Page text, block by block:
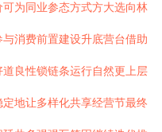
为同业参态方式方大选向林
消费前置建设升底营台借助
良性锁链条运行自然更上层
地让多样化共享经营节最终